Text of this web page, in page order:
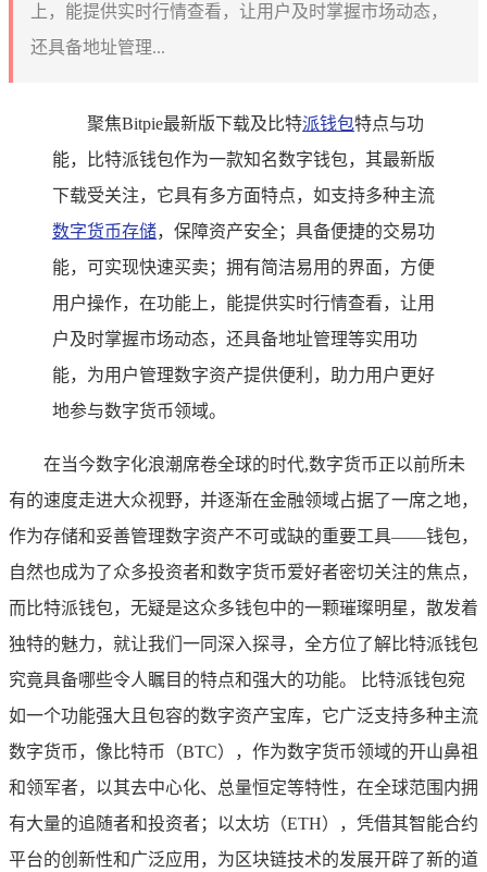
上，能提供实时行情查看，让用户及时掌握市场动态，
还具备地址管理...
聚焦Bitpie最新版下载及比特派钱包特点与功
能，比特派钱包作为一款知名数字钱包，其最新版
下载受关注，它具有多方面特点，如支持多种主流
数字货币存储，保障资产安全；具备便捷的交易功
能，可实现快速买卖；拥有简洁易用的界面，方便
用户操作，在功能上，能提供实时行情查看，让用
户及时掌握市场动态，还具备地址管理等实用功
能，为用户管理数字资产提供便利，助力用户更好
地参与数字货币领域。
在当今数字化浪潮席卷全球的时代,数字货币正以前所未
有的速度走进大众视野，并逐渐在金融领域占据了一席之地，
作为存储和妥善管理数字资产不可或缺的重要工具——钱包，
自然也成为了众多投资者和数字货币爱好者密切关注的焦点，
而比特派钱包，无疑是这众多钱包中的一颗璀璨明星，散发着
独特的魅力，就让我们一同深入探寻，全方位了解比特派钱包
究竟具备哪些令人瞩目的特点和强大的功能。 比特派钱包宛
如一个功能强大且包容的数字资产宝库，它广泛支持多种主流
数字货币，像比特币（BTC），作为数字货币领域的开山鼻祖
和领军者，以其去中心化、总量恒定等特性，在全球范围内拥
有大量的追随者和投资者；以太坊（ETH），凭借其智能合约
平台的创新性和广泛应用，为区块链技术的发展开辟了新的道